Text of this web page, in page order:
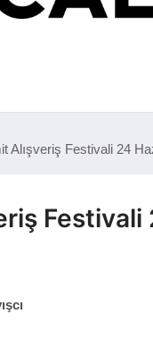
Alışveriş Festivali 24
Festivali